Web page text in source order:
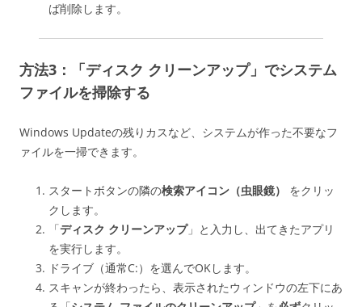
ば削除します。
方法3：「ディスク クリーンアップ」でシステム
ファイルを掃除する
Windows Updateの残りカスなど、システムが作った不要なフ
ァイルを一掃できます。
スタートボタンの隣の検索アイコン（虫眼鏡）
をクリッ
クします。
「ディスク クリーンアップ」と入力し、出てきたアプリ
を実行します。
ドライブ（通常C:）を選んでOKします。
スキャンが終わったら、表示されたウィンドウの左下にあ